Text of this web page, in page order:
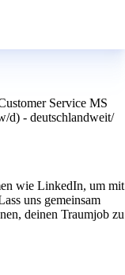
Service MS
d) - deutschlandweit/
wie LinkedIn, um mit
uns gemeinsam
deinen Traumjob zu